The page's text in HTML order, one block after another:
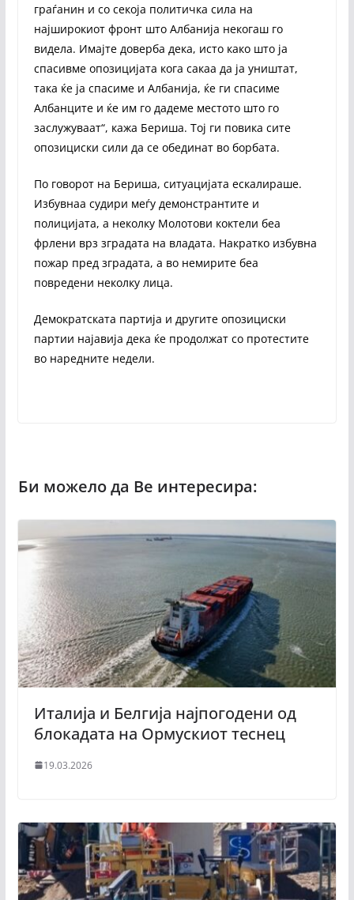
граѓанин и со секоја политичка сила на
најширокиот фронт што Албанија некогаш го
видела. Имајте доверба дека, исто како што ја
спасивме опозицијата кога сакаа да ја уништат,
така ќе ја спасиме и Албанија, ќе ги спасиме
Албанците и ќе им го дадеме местото што го
заслужуваат“, кажа Бериша. Тој ги повика сите
опозициски сили да се обединат во борбата.
По говорот на Бериша, ситуацијата ескалираше.
Избувнаа судири меѓу демонстрантите и
полицијата, а неколку Молотови коктели беа
фрлени врз зградата на владата. Накратко избувна
пожар пред зградата, а во немирите беа
повредени неколку лица.
Демократската партија и другите опозициски
партии најавија дека ќе продолжат со протестите
во наредните недели.
Италија и Белгија најпогодени од
блокадата на Ормускиот теснец
19.03.2026